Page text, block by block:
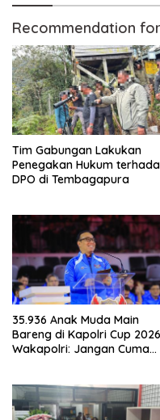
Recommendation
Tim Gabungan Lakukan
Penegakan Hukum
DPO di Tembagapura
35.936 Anak Muda Main
Bareng di Kapolri Cup
Wakapolri: Jangan Cuma